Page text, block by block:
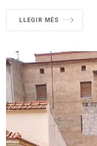
LLEGIR MÉS